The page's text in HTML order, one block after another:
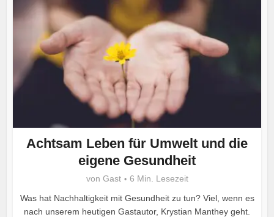
Achtsam Leben für Umwelt und die
eigene Gesundheit
von Gast
6 Min. Lesezeit
Was hat Nachhaltigkeit mit Gesundheit zu tun? Viel, wenn es
nach unserem heutigen Gastautor, Krystian Manthey geht.